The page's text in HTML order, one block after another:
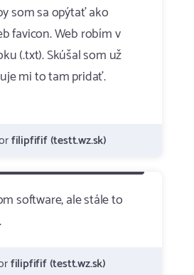
som sa opýtať ako
favicon. Web robím v
(.txt). Skúšal som už
mi to tam pridať.
filipfifif (testt.wz.sk)
software, ale stále to
filipfifif (testt.wz.sk)